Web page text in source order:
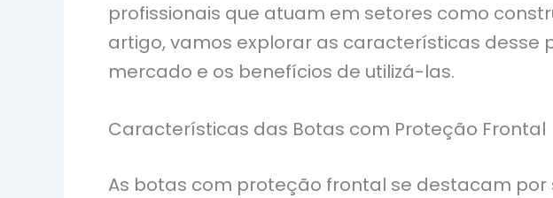
profissionais que atuam em setores como
artigo, vamos explorar as características desse
mercado e os benefícios de utilizá-las.
Características das Botas com Proteção Frontal
As botas com proteção frontal se destacam